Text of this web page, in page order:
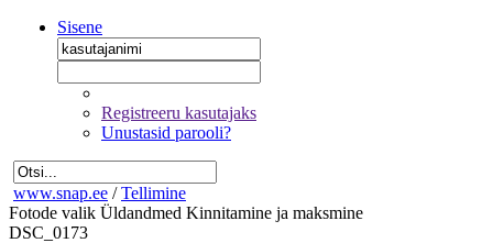
Sisene
Registreeru kasutajaks
Unustasid parooli?
www.snap.ee / Tellimine
Fotode valik Üldandmed Kinnitamine ja maksmine
DSC_0173